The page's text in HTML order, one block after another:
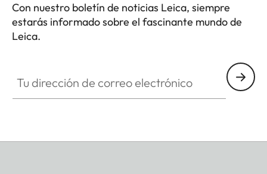
Con nuestro boletín de noticias Leica, siempre
estarás informado sobre el fascinante mundo de
Leica.